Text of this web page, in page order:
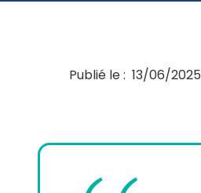
Publié le : 13/06/2025